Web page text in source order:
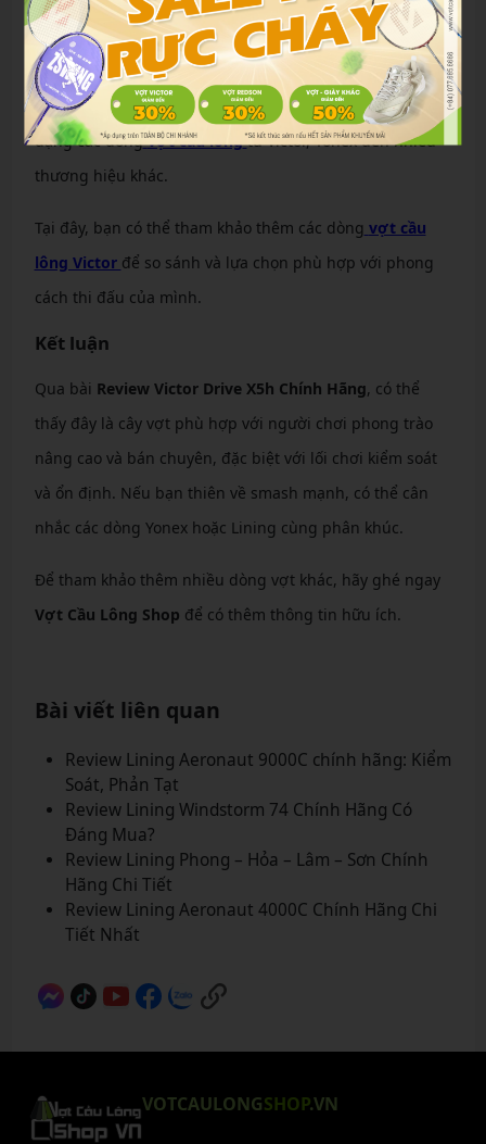
chơi nên ưu tiên các cửa hàng uy tín để đảm bảo chất
lượng và chế độ bảo hành. Một trong những địa chỉ
đáng tin cậy là Vợt Cầu Lông Shop– nơi cung cấp đa
dạng các dòng vợt cầu lông từ Victor, Yonex đến nhiều
thương hiệu khác.
Tại đây, bạn có thể tham khảo thêm các dòng vợt cầu
lông Victor để so sánh và lựa chọn phù hợp với phong
cách thi đấu của mình.
Kết luận
Qua bài Review Victor Drive X5h Chính Hãng, có thể
thấy đây là cây vợt phù hợp với người chơi phong trào
nâng cao và bán chuyên, đặc biệt với lối chơi kiểm soát
và ổn định. Nếu bạn thiên về smash mạnh, có thể cân
nhắc các dòng Yonex hoặc Lining cùng phân khúc.
Để tham khảo thêm nhiều dòng vợt khác, hãy ghé ngay
Vợt Cầu Lông Shop để có thêm thông tin hữu ích.
Bài viết liên quan
Review Lining Aeronaut 9000C chính hãng: Kiểm
Soát, Phản Tạt
Review Lining Windstorm 74 Chính Hãng Có
Đáng Mua?
Review Lining Phong – Hỏa – Lâm – Sơn Chính
Hãng Chi Tiết
Review Lining Aeronaut 4000C Chính Hãng Chi
Tiết Nhất
VOTCAULONGSHOP.VN